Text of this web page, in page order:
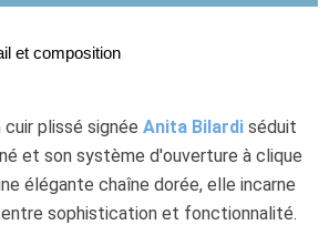
et composition
plissé signée Anita Bilardi séduit
et son système d'ouverture à clique
élégante chaîne dorée, elle incarne
sophistication et fonctionnalité.